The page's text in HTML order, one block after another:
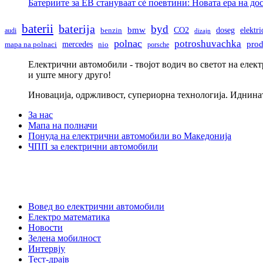
Батериите за ЕВ стануваат сè поевтини: Новата ера на
audi baterii baterija benzin bmw byd CO2 dizajn doseg
mapa na polnaci mercedes nio polnac porsche potroshuvachka
Електрични автомобили - твојот водич во светот на
и уште многу друго!
Иновација, одржливост, супериорна технологија.
За нас
Мапа на полначи
Понуда на електрични автомобили во Македонија
ЧПП за електрични автомобили
Вовед во електрични автомобили
Електро математика
Новости
Зелена мобилност
Интервју
Тест-драјв